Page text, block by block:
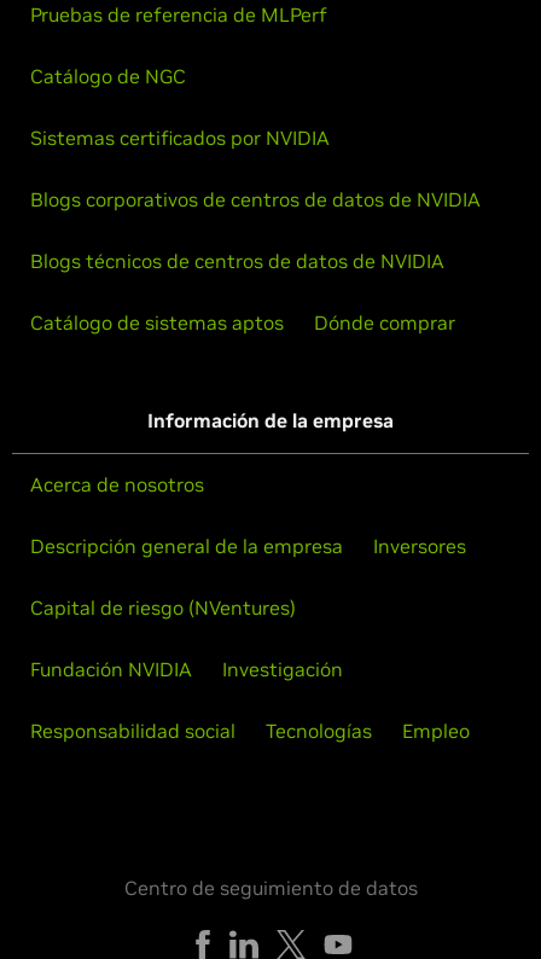
Pruebas de referencia de MLPerf
Catálogo de NGC
Sistemas certificados por NVIDIA
Blogs corporativos de centros de datos de NVIDIA
Blogs técnicos de centros de datos de NVIDIA
Catálogo de sistemas aptos Dónde comprar
Información de la empresa
Acerca de nosotros
Descripción general de la empresa Inversores
Capital de riesgo (NVentures)
Fundación NVIDIA Investigación
Responsabilidad social Tecnologías Empleo
Centro de seguimiento de datos